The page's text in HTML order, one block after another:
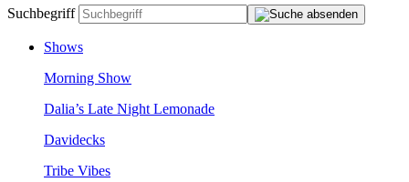
Suchbegriff
Shows
MorningShow
Dalia’sLateNightLemonade
Davidecks
TribeVibes